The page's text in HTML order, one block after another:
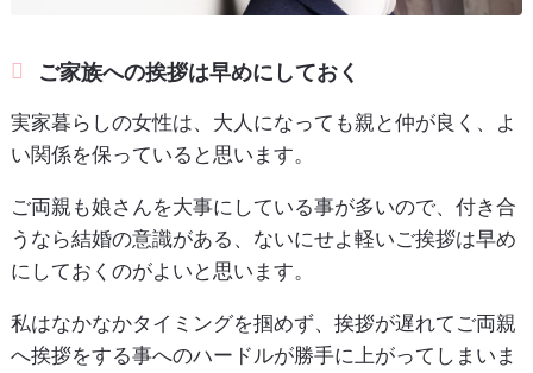
ご家族への挨拶は早めにしておく
実家暮らしの女性は、大人になっても親と仲が良く、よ
い関係を保っていると思います。
ご両親も娘さんを大事にしている事が多いので、付き合
うなら結婚の意識がある、ないにせよ軽いご挨拶は早め
にしておくのがよいと思います。
私はなかなかタイミングを掴めず、挨拶が遅れてご両親
へ挨拶をする事へのハードルが勝手に上がってしまいま